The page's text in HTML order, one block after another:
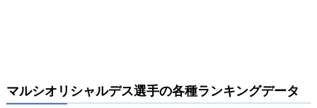
マルシオリシャルデス選手の各種ランキングデータ